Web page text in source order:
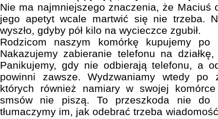
Nie ma najmniejszego znaczenia, że Maciuś
jego apetyt wcale martwić się nie trzeba.
wyszło, gdyby pół kilo na wycieczce zgubił.
Rodzicom naszym komórkę kupujemy
Nakazujemy zabieranie telefonu na
Panikujemy, gdy nie odbierają telefonu, a
powinni zawsze. Wydzwaniamy wtedy po
których również namiary w swojej
smsów nie piszą. To przeszkoda nie do
tłumaczymy im, jak odebrać trzeba